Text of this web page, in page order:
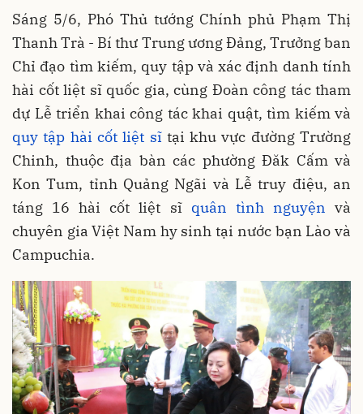
Sáng 5/6, Phó Thủ tướng Chính phủ Phạm Thị
Thanh Trà - Bí thư Trung ương Đảng, Trưởng ban
Chỉ đạo tìm kiếm, quy tập và xác định danh tính
hài cốt liệt sĩ quốc gia, cùng Đoàn công tác tham
dự Lễ triển khai công tác khai quật, tìm kiếm và
quy tập hài cốt liệt sĩtại khu vực đường Trường
Chinh, thuộc địa bàn các phường Đăk Cấm và
Kon Tum, tỉnh Quảng Ngãi và Lễ truy điệu, an
táng 16 hài cốt liệt sĩ quân tình nguyện và
chuyên gia Việt Nam hy sinh tại nước bạn Lào và
Campuchia.